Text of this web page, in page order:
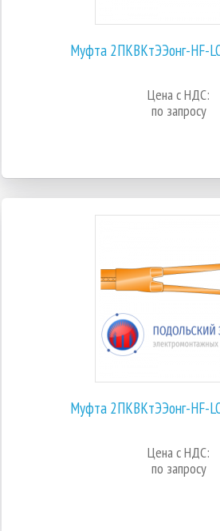
Муфта 2ПКВКтЭЭонг-HF-
Цена с НДС:
по запросу
Муфта 2ПКВКтЭЭонг-HF-
Цена с НДС:
по запросу